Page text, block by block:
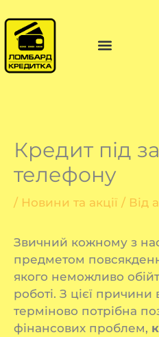
до
вмісту
Кредит під
телефону
/ Новини та акції / Від
Звичний кожному з
предметом
якого неможливо
роботі. З цієї причини
терміново потрібна
фінансових проблем,